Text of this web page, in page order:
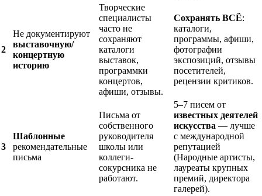
2
Не документируют
выставочную/
концертную
историю
Творческие
специалисты
часто не
сохраняют
каталоги
выставок,
программки
концертов,
афиши, отзывы.
Сохранять ВСЁ:
каталоги,
программы, афиши,
фотографии
экспозиций, отзывы
посетителей,
рецензии критиков.
3
Шаблонные
рекомендательные
письма
Письма от
собственного
руководителя
школы или
коллеги-
сокурсника не
работают.
5–7 писем от
известных деятелей
искусства — лучше
с международной
репутацией
(Народные артисты,
лауреаты крупных
премий, директора
галерей).